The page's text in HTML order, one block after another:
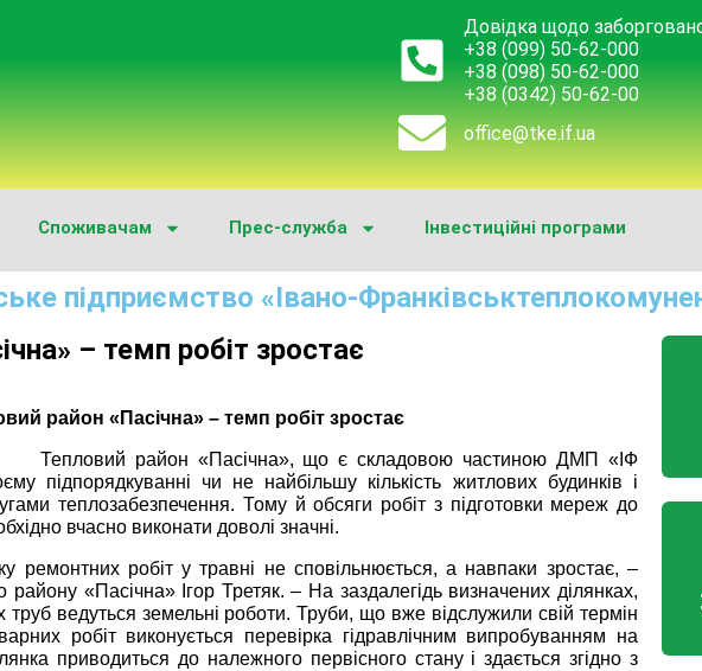
Довідка щодо
+38 (099) 50-62-000
+38 (098) 50-62-000
+38 (0342) 50-62-00
office@tke.if.ua
Споживачам Прес-служба Інвестиційні програми
підприємство «Івано-
– темп робіт зростає
район «Пасічна» – темп робіт зростає
Тепловий район «Пасічна», що є складовою частиною ДМП «ІФ
підпорядкуванні чи не найбільшу кількість житлових будинків і
теплозабезпечення. Тому й обсяги робіт з підготовки мереж до
вчасно виконати доволі значні.
ремонтних робіт у травні не сповільнюється, а навпаки зростає, –
району «Пасічна» Ігор Третяк. – На заздалегідь визначених ділянках,
ведуться земельні роботи. Труби, що вже відслужили свій термін
робіт виконується перевірка гідравлічним випробуванням на
приводиться до належного первісного стану і здається згідно з